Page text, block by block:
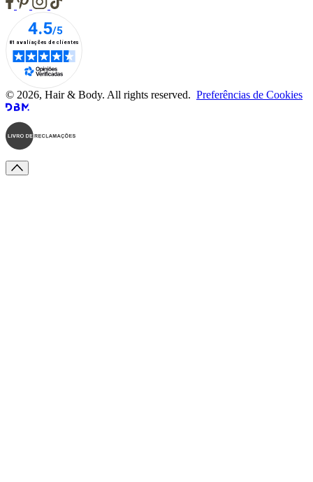
© 2026, Hair & Body. All rights reserved. Preferências de Cookies